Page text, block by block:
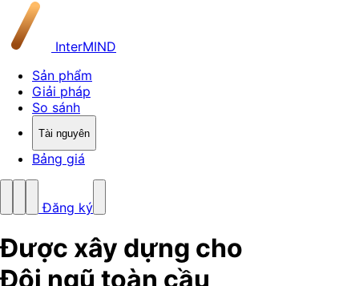
InterMIND
Sản phẩm
Giải pháp
So sánh
Tài nguyên
Bảng giá
Đăng ký
Được xây dựng cho
Đội ngũ toàn cầu